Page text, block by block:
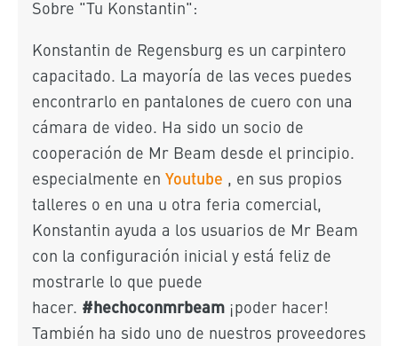
Sobre "Tu Konstantin":
Konstantin de Regensburg es un carpintero
capacitado. La mayoría de las veces puedes
encontrarlo en pantalones de cuero con una
cámara de video. Ha sido un socio de
cooperación de Mr Beam desde el principio.
especialmente en Youtube , en sus propios
talleres o en una u otra feria comercial,
Konstantin ayuda a los usuarios de Mr Beam
con la configuración inicial y está feliz de
mostrarle lo que puede
hacer. #hechoconmrbeam ¡poder hacer!
También ha sido uno de nuestros proveedores